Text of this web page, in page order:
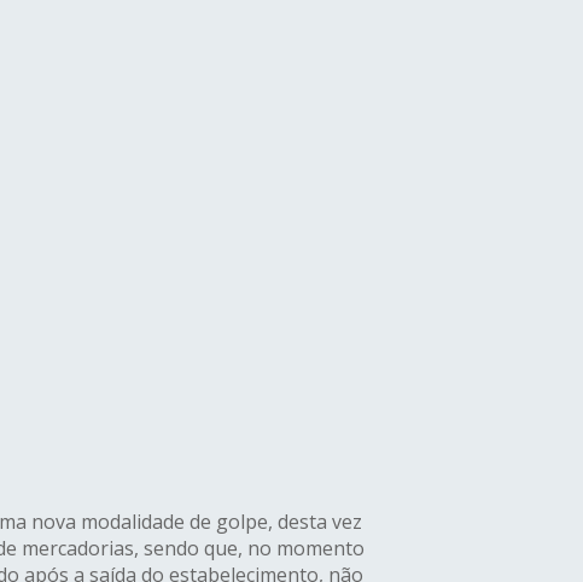
nova modalidade de golpe, desta vez
mercadorias, sendo que, no momento
após a saída do estabelecimento, não